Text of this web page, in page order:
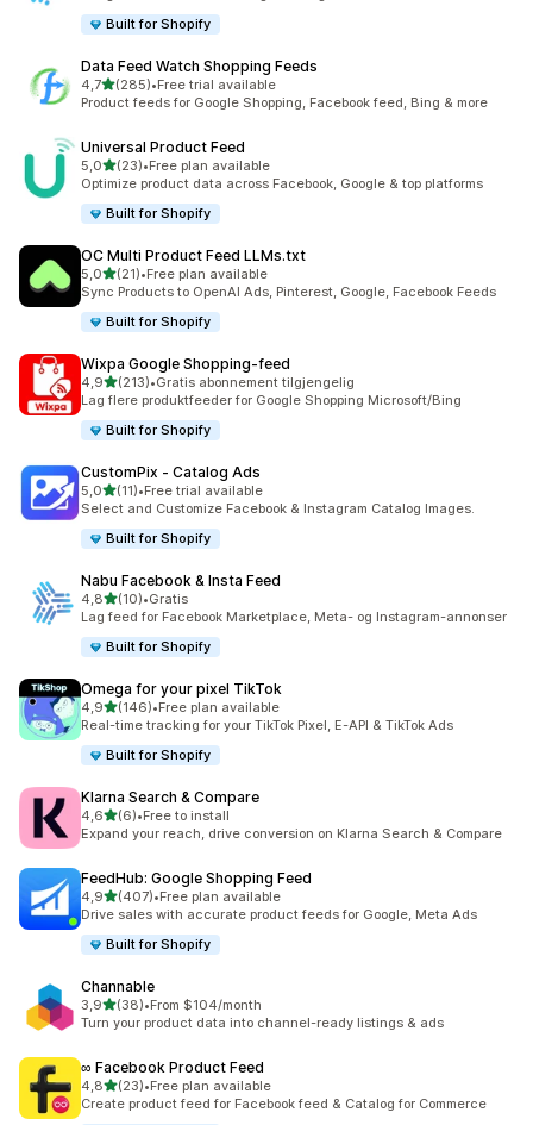
Built for Shopify
Data Feed Watch Shopping Feeds
4,7av 5 stjerner
(285)
Totalt 285 omtaler
•Free trial available
Product feeds for Google Shopping, Facebook feed, Bing & more
Universal Product Feed
5,0av 5 stjerner
(23)
Totalt 23 omtaler
•Free plan available
Optimize product data across Facebook, Google & top platforms
Built for Shopify
OC Multi Product Feed LLMs.txt
5,0av 5 stjerner
(21)
Totalt 21 omtaler
•Free plan available
Sync Products to OpenAI Ads, Pinterest, Google, Facebook Feeds
Built for Shopify
Wixpa Google Shopping‑feed
4,9av 5 stjerner
(213)
Totalt 213 omtaler
•Gratis abonnement tilgjengelig
Lag flere produktfeeder for Google Shopping Microsoft/Bing
Built for Shopify
CustomPix ‑ Catalog Ads
5,0av 5 stjerner
(11)
Totalt 11 omtaler
•Free trial available
Select and Customize Facebook & Instagram Catalog Images.
Built for Shopify
Nabu Facebook & Insta Feed
4,8av 5 stjerner
(10)
Totalt 10 omtaler
•Gratis
Lag feed for Facebook Marketplace, Meta- og Instagram-annonser
Built for Shopify
Omega for your pixel TikTok
4,9av 5 stjerner
(146)
Totalt 146 omtaler
•Free plan available
Real-time tracking for your TikTok Pixel, E-API & TikTok Ads
Built for Shopify
Klarna Search & Compare
4,6av 5 stjerner
(6)
Totalt 6 omtaler
•Free to install
Expand your reach, drive conversion on Klarna Search & Compare
FeedHub: Google Shopping Feed
4,9av 5 stjerner
(407)
Totalt 407 omtaler
•Free plan available
Drive sales with accurate product feeds for Google, Meta Ads
Built for Shopify
Channable
3,9av 5 stjerner
(38)
Totalt 38 omtaler
•From $104/month
Turn your product data into channel-ready listings & ads
∞ Facebook Product Feed
4,8av 5 stjerner
(23)
Totalt 23 omtaler
•Free plan available
Create product feed for Facebook feed & Catalog for Commerce